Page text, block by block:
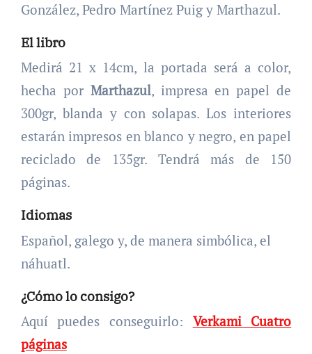
González, Pedro Martínez Puig y Marthazul.
El libro
Medirá 21 x 14cm, la portada será a color,
hecha por Marthazul, impresa en papel de
300gr, blanda y con solapas. Los interiores
estarán impresos en blanco y negro, en papel
reciclado de 135gr. Tendrá más de 150
páginas.
Idiomas
Español, galego y, de manera simbólica, el
náhuatl.
¿Cómo lo consigo?
Aquí puedes conseguirlo: Verkami Cuatro
páginas